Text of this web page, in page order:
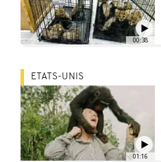
00:38
01:16
ETATS-UNIS